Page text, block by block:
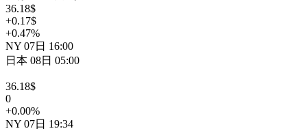
36.18$
+0.17$
+0.47%
NY 07日 16:00
日本 08日 05:00
36.18$
0
+0.00%
NY 07日 19:34